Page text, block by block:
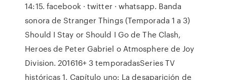
14:15. facebook · twitter · whatsapp. Banda
sonora de Stranger Things (Temporada 1 a 3)
Should I Stay or Should I Go de The Clash,
Heroes de Peter Gabriel o Atmosphere de Joy
Division. 201616+ 3 temporadasSeries TV
históricas 1. Capítulo uno: La desaparición de